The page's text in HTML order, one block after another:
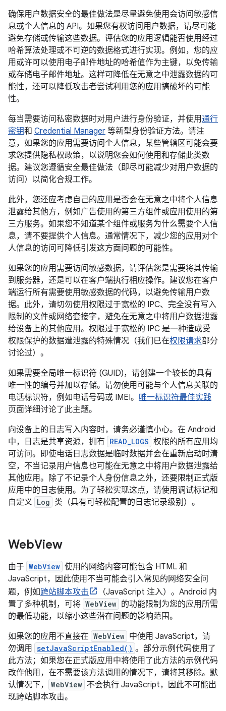
确保用户数据安全的最佳做法是尽量避免使用会访问敏感信
息或个人信息的 API。如果您有权访问用户数据，请尽可能
避免存储或传输这些数据。评估您的应用逻辑能否使用经过
哈希算法处理或不可逆的数据格式进行实现。例如，您的应
用或许可以使用电子邮件地址的哈希值作为主键，以免传输
或存储电子邮件地址。这样可降低在无意之中泄露数据的可
能性，还可以降低攻击者尝试利用您的应用搞破坏的可能
性。
每当需要访问私密数据时对用户进行身份验证，并使用通行
密钥和 Credential Manager 等新型身份验证方法。请注
意，如果您的应用需要访问个人信息，某些管辖区可能会要
求您提供隐私权政策，以说明您会如何使用和存储此类数
据。建议您遵循安全最佳做法（即尽可能减少对用户数据的
访问）以简化合规工作。
此外，您还应考虑自己的应用是否会在无意之中将个人信息
泄露给其他方，例如广告使用的第三方组件或应用使用的第
三方服务。如果您不知道某个组件或服务为什么需要个人信
息，请不要提供个人信息。通常情况下，减少您的应用对个
人信息的访问可降低引发这方面问题的可能性。
如果您的应用需要访问敏感数据，请评估您是需要将其传输
到服务器，还是可以在客户端执行相应操作。建议您在客户
端运行所有需要使用敏感数据的代码，以避免传输用户数
据。此外，请切勿使用权限过于宽松的 IPC、完全没有写入
限制的文件或网络套接字，避免在无意之中将用户数据泄露
给设备上的其他应用。权限过于宽松的 IPC 是一种造成受
权限保护的数据遭泄露的特殊情况（我们已在权限请求部分
讨论过）。
如果需要全局唯一标识符 (GUID)，请创建一个较长的具有
唯一性的编号并加以存储。请勿使用可能与个人信息关联的
电话标识符，例如电话号码或 IMEI。 唯一标识符最佳实践
页面详细讨论了此主题。
向设备上的日志写入内容时，请务必谨慎小心。在 Android
中，日志是共享资源，拥有 READ_LOGS 权限的所有应用均
可访问。即使电话日志数据是临时数据并会在重新启动时清
空，不当记录用户信息也可能在无意之中将用户数据泄露给
其他应用。除了不记录个人身份信息之外，还要限制正式版
应用中的日志使用。为了轻松实现这点，请使用调试标记和
自定义 Log 类（具有可轻松配置的日志记录级别）。
WebView
由于 WebView 使用的网络内容可能包含 HTML 和
JavaScript，因此使用不当可能会引入常见的网络安全问
题，例如跨站脚本攻击
（JavaScript 注入）。Android 内
置了多种机制，可将 WebView 的功能限制为您的应用所需
的最低功能，以缩小这些潜在问题的影响范围。
如果您的应用不直接在 WebView 中使用 JavaScript，请
勿调用
setJavaScriptEnabled() 。 部分示例代码使用了
此方法；如果您在正式版应用中将使用了此方法的示例代码
改作他用，在不需要该方法调用的情况下，请将其移除。默
认情况下，
WebView 不会执行 JavaScript，因此不可能出
现跨站脚本攻击。